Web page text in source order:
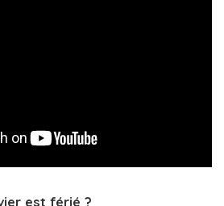
est férié ?